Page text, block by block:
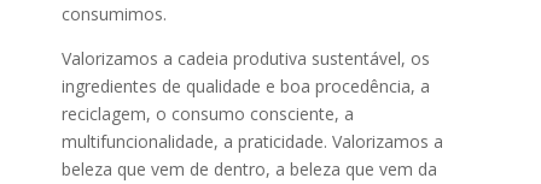
consumimos.
Valorizamos a cadeia produtiva sustentável, os
ingredientes de qualidade e boa procedência, a
reciclagem, o consumo consciente, a
multifuncionalidade, a praticidade. Valorizamos a
beleza que vem de dentro, a beleza que vem da